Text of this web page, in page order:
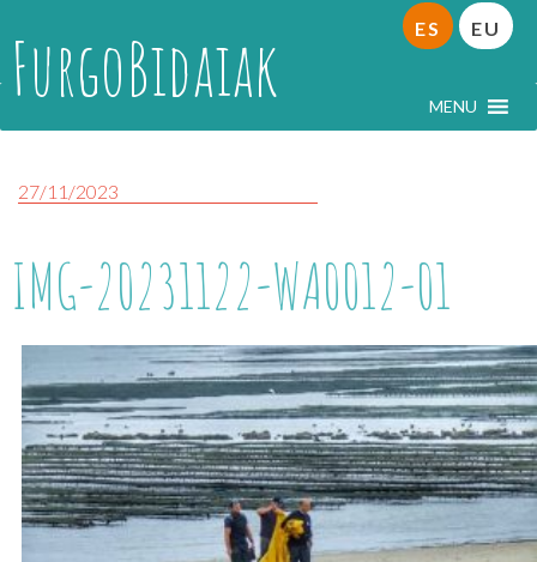
FurgoBidaiak MENU
ES EU
27/11/2023
IMG-20231122-WA0012-01